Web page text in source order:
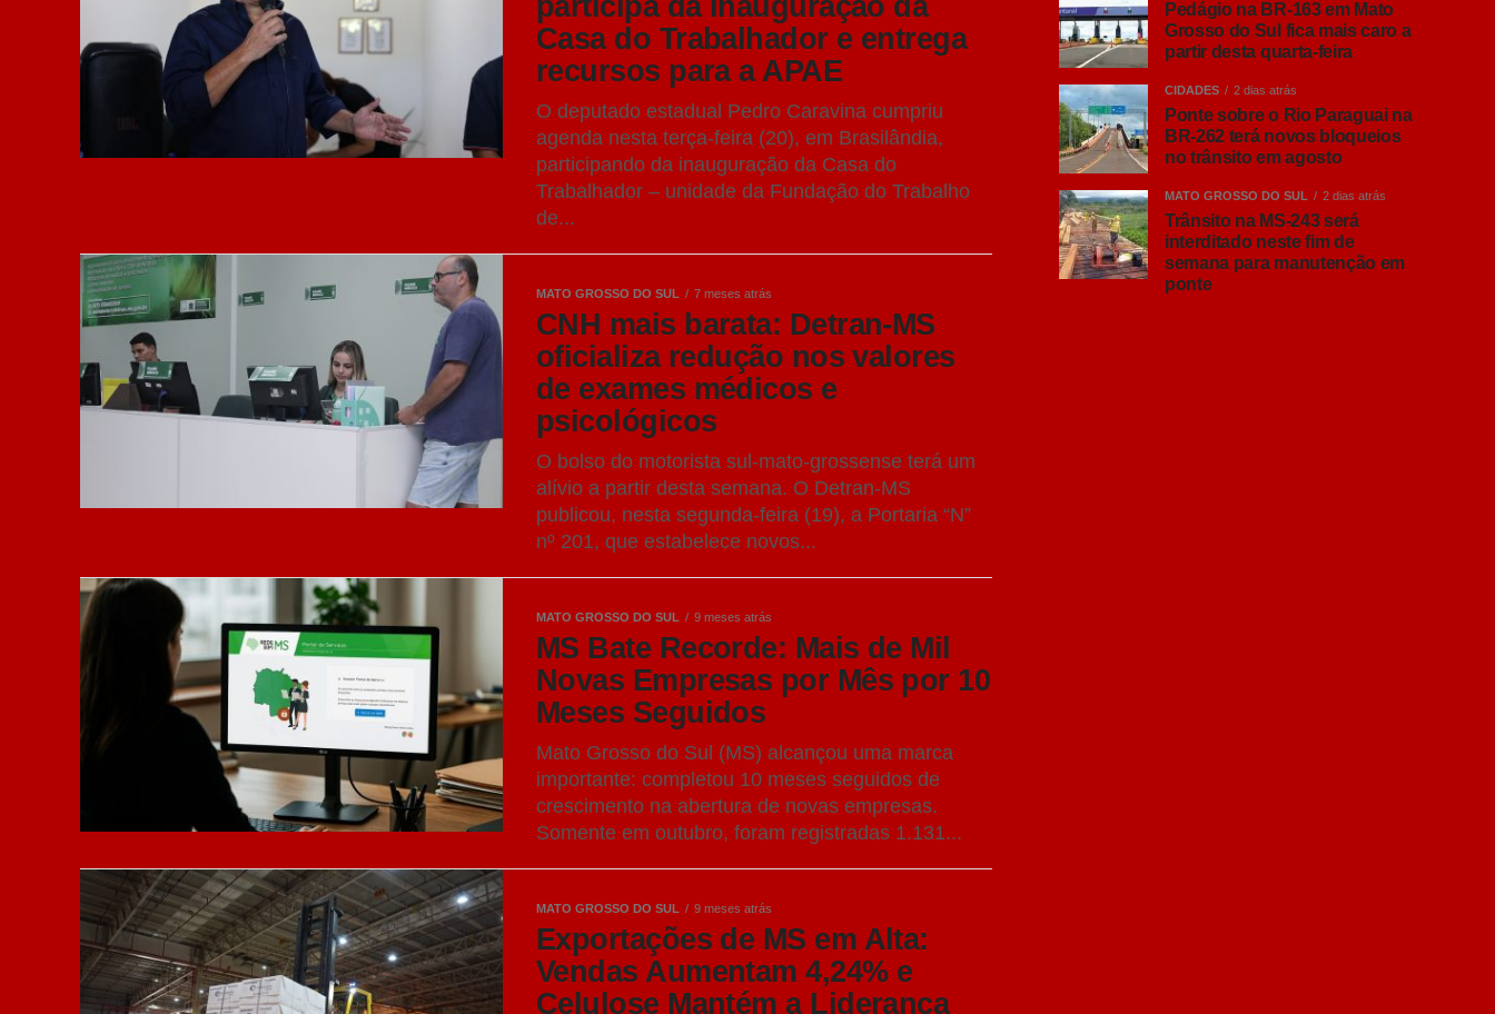
Casa do Trabalhador e entrega
recursos para a APAE
O deputado estadual Pedro Caravina cumpriu
agenda nesta terça-feira (20), em Brasilândia,
participando da inauguração da Casa do
Trabalhador – unidade da Fundação do Trabalho
de...
MATO GROSSO DO SUL 7 meses atrás
CNH mais barata: Detran-MS
oficializa redução nos valores
de exames médicos e
psicológicos
O bolso do motorista sul-mato-grossense terá um
alívio a partir desta semana. O Detran-MS
publicou, nesta segunda-feira (19), a Portaria “N”
nº 201, que estabelece novos...
MATO GROSSO DO SUL 9 meses atrás
MS Bate Recorde: Mais de Mil
Novas Empresas por Mês por 10
Meses Seguidos
Mato Grosso do Sul (MS) alcançou uma marca
importante: completou 10 meses seguidos de
crescimento na abertura de novas empresas.
Somente em outubro, foram registradas 1.131...
MATO GROSSO DO SUL 9 meses atrás
Exportações de MS em Alta:
Vendas Aumentam 4,24% e
Celulose Mantém a Liderança
Pedágio na BR-163 em Mato
Grosso do Sul fica mais caro a
partir desta quarta-feira
CIDADES 2 dias atrás
Ponte sobre o Rio Paraguai na
BR-262 terá novos bloqueios
no trânsito em agosto
MATO GROSSO DO SUL 2 dias atrás
Trânsito na MS-243 será
interditado neste fim de
semana para manutenção em
ponte